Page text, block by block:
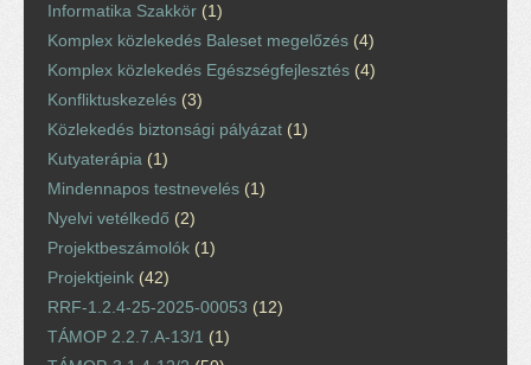
Informatika Szakkör (1)
Komplex közlekedés Baleset megelőzés (4)
Komplex közlekedés Egészségfejlesztés (4)
Konfliktuskezelés (3)
Közlekedés biztonsági pályázat (1)
Kutyaterápia (1)
Mindennapos testnevelés (1)
Nyelvi vetélkedő (2)
Projektbeszámolók (1)
Projektjeink (42)
RRF-1.2.4-25-2025-00053 (12)
TÁMOP 2.2.7.A-13/1 (1)